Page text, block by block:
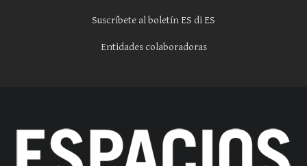
Suscríbete al boletín ES di ES
Entidades colaboradoras